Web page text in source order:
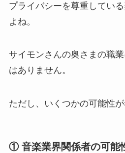
プライバシーを尊重してい
よね。
サイモンさんの奥さまの職
はありません。
ただし、いくつかの可能性が
① 音楽業界関係者の可能